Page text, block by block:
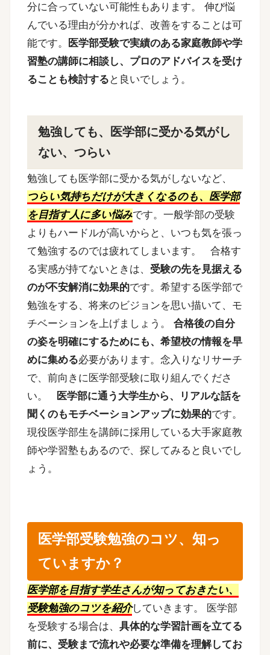
分に合っていない可能性もあります。
伸び悩
んでいる理由が分かれば、改善をすることは可
能です。
医学部受験で実績のある家庭教師や学
習塾の講師に相談し、プロのアドバイスを受け
ることも検討する と良いでしょう。
勉強しても、医学部に受かる気がし
ない、つらい
勉強しても医学部に受かる気がしないなど、
つらい気持ちだけが大きくなるのも、医学部
を目指す人に多い悩みです。一般学部の受験
よりもハードルが高いからと、いつも気を張っ
て勉強するのでは疲れてしまいます。
合格す
る実感が持てないときは、 受験の先を見据える
のが不安解消に効果的です。希望する医学部で
勉強をする、将来のビジョンを思い描いて、モ
チベーションを上げましょう。
合格後の自分
の姿を明確にするためにも、希望校の情報を早
めに集める必要があります。念入りなリサーチ
で、前向きに医学部受験に取り組んでくださ
い。
医学部に通う大学生から、リアルな話を
聞くのもモチベーションアップに効果的です。
現役医学部生を講師に採用している大手家庭教
師や学習塾もあるので、探してみると良いでし
ょう。
医学部受験勉強のコツ、知っ
ていますか？
医学部を目指す学生さんが知っておきたい、
受験勉強のコツを紹介していきます。
医学部
を受験する場合は、具体的な学習計画を立てる
前に、受験まで流れや必要な準備を理解してお